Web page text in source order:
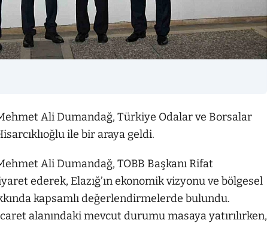
Ali Dumandağ, Türkiye Odalar ve Borsalar
ile bir araya geldi.
Ali Dumandağ, TOBB Başkanı Rifat
ederek, Elazığ’ın ekonomik vizyonu ve bölgesel
kapsamlı değerlendirmelerde bulundu.
alanındaki mevcut durumu masaya yatırılırken,